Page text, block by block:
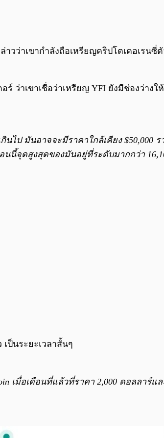
วว่าเขากำลังถือเหรียญคริปโตเคอเรน
ว่าเขาเชื่อว่าเหรียญ YFI ยังมีช่องว่าง
ไป มันอาจจะมีราคาใกล้เคียง $50,000
นี้จุดสูงสุดของมันอยู่ที่ระดับมากกว่า
ป็นระยะเวลาสั้นๆ
เมื่อเดือนที่แล้วที่ราคา 2,000 ดอลลาร์